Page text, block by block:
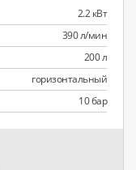
2.2 кВт
390 л/мин
200 л
горизонтальный
10 бар